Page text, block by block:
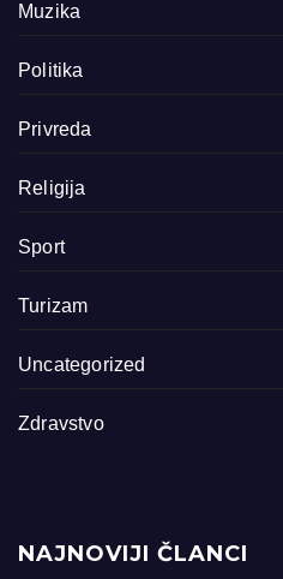
Muzika
Politika
Privreda
Religija
Sport
Turizam
Uncategorized
Zdravstvo
NAJNOVIJI ČLANCI